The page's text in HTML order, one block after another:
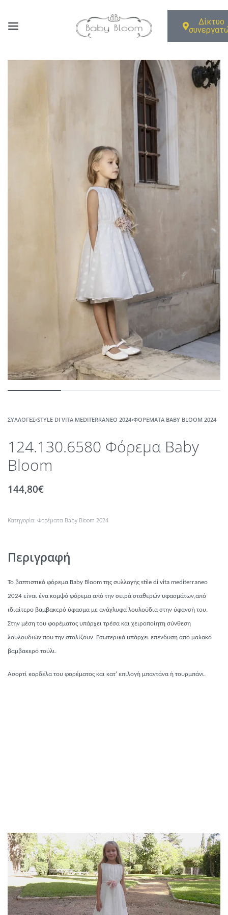
Δίκτυο
ΣΥΛΛΟΓΈΣ›STYLE DI VITA MEDITERRANEO 2024›ΦΟΡΈΜΑΤΑ BABY BLOOM 2024
124.130.6580 Φόρεμα Baby
Bloom
144,80€
Κατηγορία: Φορέματα Baby Bloom 2024
Περιγραφή
Το βαπτιστικό φόρεμα Baby Β loomτης συλλογής stile di vita mediterraneo
2024 είναι ένα κομψό φόρεμα από την σειρά σταθερών υφασμάτων,από
ιδιαίτερο βαμβακερό ύφασμα με ανάγλυφα λουλούδια στην ύφανσή του.
Στην μέση του φορέματος υπάρχει τρέσα και χειροποίητη σύνθεση
λουλουδιών που την στολίζουν. Εσωτερικά υπάρχει επένδυση από μαλακό
βαμβακερό τούλι.
Ασορτί κορδέλα του φορέματος και κατ’ επιλογή μπαντάνα ή τουρμπάνι.